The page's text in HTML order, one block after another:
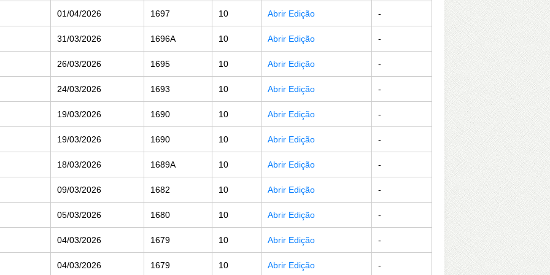
01/04/2026 1697 10 Abrir Edição -
31/03/2026 1696A 10 Abrir Edição -
26/03/2026 1695 10 Abrir Edição -
24/03/2026 1693 10 Abrir Edição -
19/03/2026 1690 10 Abrir Edição -
19/03/2026 1690 10 Abrir Edição -
18/03/2026 1689A 10 Abrir Edição -
09/03/2026 1682 10 Abrir Edição -
05/03/2026 1680 10 Abrir Edição -
04/03/2026 1679 10 Abrir Edição -
04/03/2026 1679 10 Abrir Edição -